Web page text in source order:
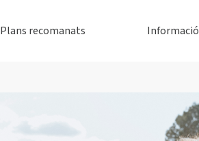
Plans recomanats Informació